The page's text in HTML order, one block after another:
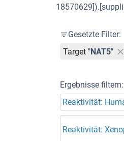
Gesetzte Filter:
Target "NAT5"
Ergebnisse filtern:
Reaktivität:
Reaktivität: